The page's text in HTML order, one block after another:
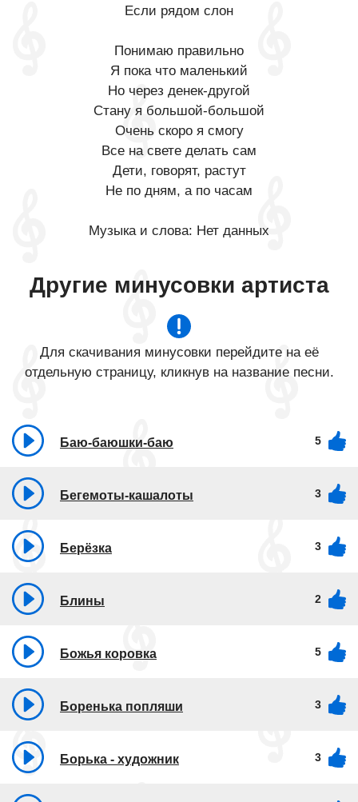
Если рядом слон
Понимаю правильно
Я пока что маленький
Но через денек-другой
Стану я большой-большой
Очень скоро я смогу
Все на свете делать сам
Дети, говорят, растут
Не по дням, а по часам
Музыка и слова: Нет данных
Другие минусовки артиста
Для скачивания минусовки перейдите на её
отдельную страницу, кликнув на название песни.
Баю-баюшки-баю 5
Бегемоты-кашалоты 3
Берёзка 3
Блины 2
Божья коровка 5
Боренька попляши 3
Борька - художник 3